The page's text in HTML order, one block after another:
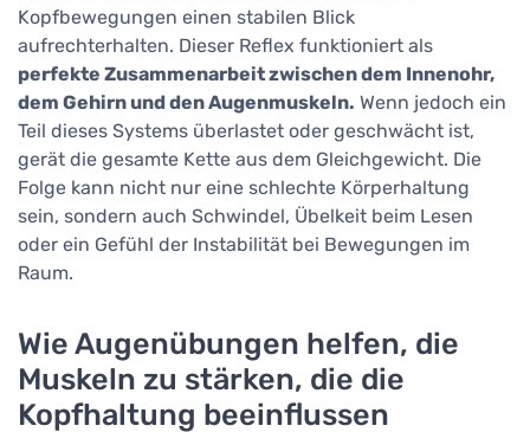
Kopfbewegungen einen stabilen Blick
aufrechterhalten. Dieser Reflex funktioniert als
perfekte Zusammenarbeit zwischen dem Innenohr,
dem Gehirn und den Augenmuskeln. Wenn jedoch ein
Teil dieses Systems überlastet oder geschwächt ist,
gerät die gesamte Kette aus dem Gleichgewicht. Die
Folge kann nicht nur eine schlechte Körperhaltung
sein, sondern auch Schwindel, Übelkeit beim Lesen
oder ein Gefühl der Instabilität bei Bewegungen im
Raum.
Wie Augenübungen helfen, die
Muskeln zu stärken, die die
Kopfhaltung beeinflussen